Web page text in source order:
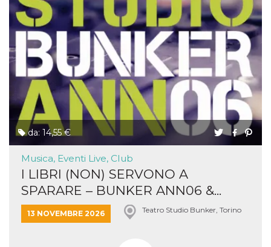
da: 14,55 €
Musica, Eventi Live, Club
I LIBRI (NON) SERVONO A
SPARARE – BUNKER ANN06 &...
13 NOVEMBRE 2026 Teatro Studio Bunker, Torino